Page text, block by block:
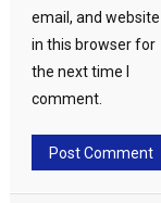
email, and website
in this browser for
the next time I
comment.